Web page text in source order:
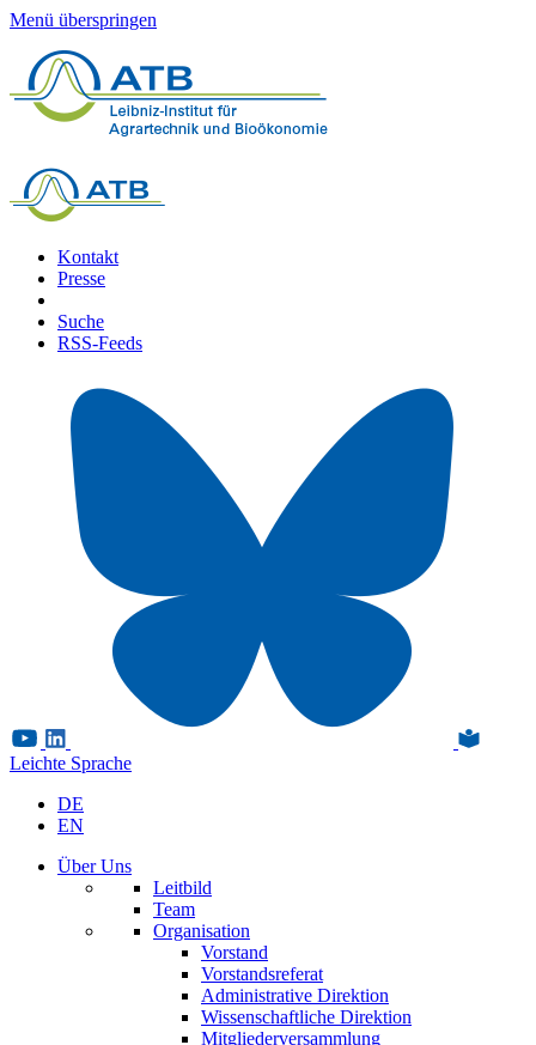
Menü überspringen
Kontakt
Presse
Suche
RSS-Feeds
Leichte Sprache
DE
EN
Über Uns
Leitbild
Team
Organisation
Vorstand
Vorstandsreferat
Administrative Direktion
Wissenschaftliche Direktion
Mitgliederversammlung